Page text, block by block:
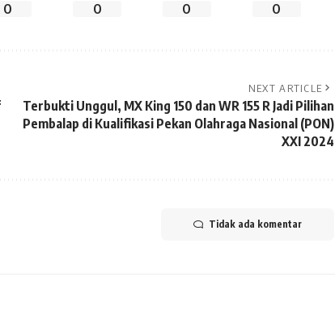
0 0 0 0
NEXT ARTICLE
Terbukti Unggul, MX King 150 dan WR 155 R Jadi Pilihan
Pembalap di Kualifikasi Pekan Olahraga Nasional (PON)
XXI 2024
Tidak ada komentar